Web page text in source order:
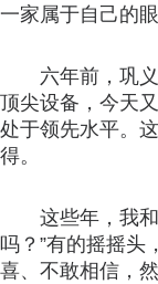
一家属于自己的
六年前，巩
顶尖设备，今天
处于领先水平。
得。
这些年，我
吗？”有的摇摇
喜、不敢相信，